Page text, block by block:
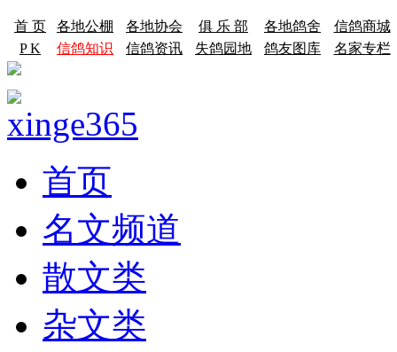
首 页 各地公棚 各地协会 俱 乐 部 各地鸽舍
信鸽商城
P K
信鸽知识 信鸽资讯 失鸽园地 鸽友图库 名家专栏
首页
名文频道
散文类
杂文类